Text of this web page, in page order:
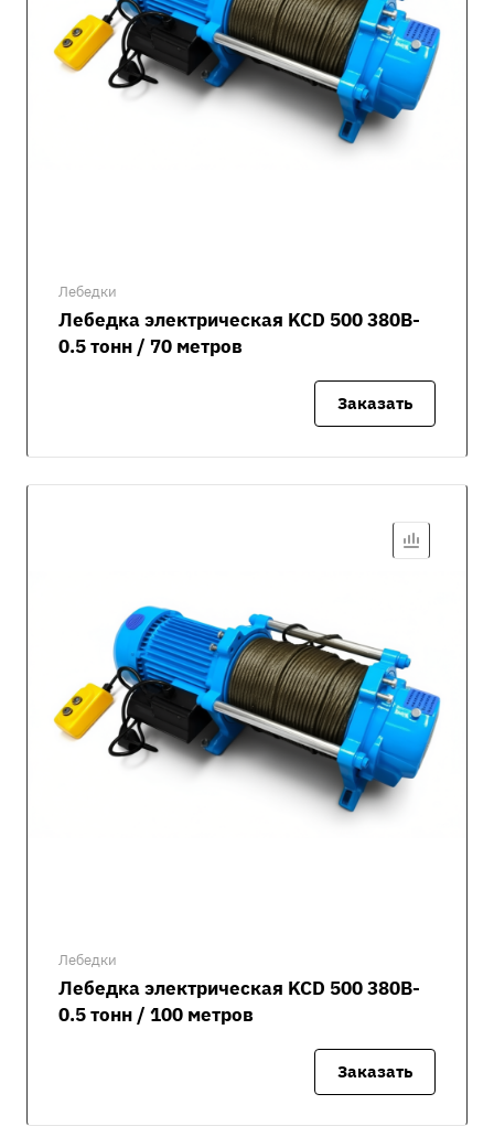
Лебедки
Лебедка электрическая KCD 500 380В-
0.5 тонн / 70 метров
Заказать
Лебедки
Лебедка электрическая KCD 500 380В-
0.5 тонн / 100 метров
Заказать